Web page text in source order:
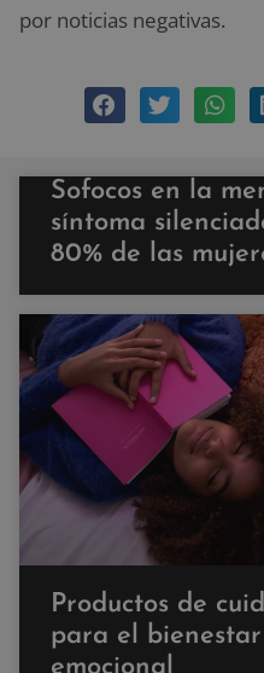
por noticias negativas.
Sofocos en la
síntoma
80% de las
Productos de
para el